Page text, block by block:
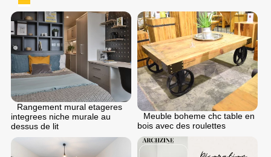
Rangement mural etageres
integrees niche murale au
dessus de lit
Meuble boheme chc table en
bois avec des roulettes